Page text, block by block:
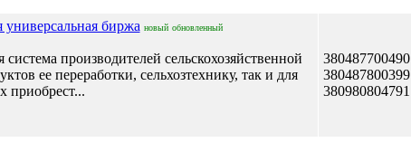
биржа новый обновленный
производителей сельскохозяйственной
ее переработки, сельхозтехнику, так и для
приобрест...
380487700490
380487800399
380980804791